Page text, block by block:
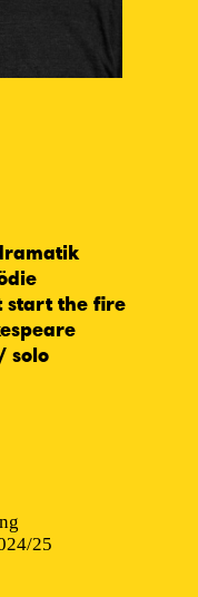
start the fire
solo
25